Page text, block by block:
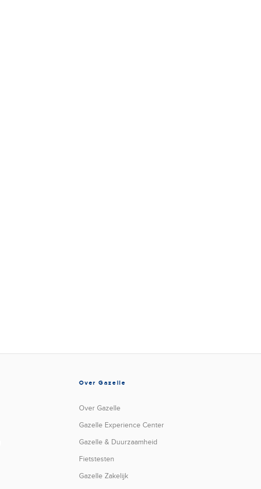
Over Gazelle
Over Gazelle
Gazelle Experience Center
Gazelle & Duurzaamheid
Fietstesten
Gazelle Zakelijk